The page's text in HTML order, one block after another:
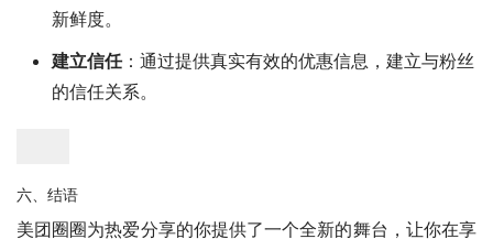
新鲜度。
建立信任：通过提供真实有效的优惠信息，建立与粉丝
的信任关系。
六、结语
美团圈圈为热爱分享的你提供了一个全新的舞台，让你在享